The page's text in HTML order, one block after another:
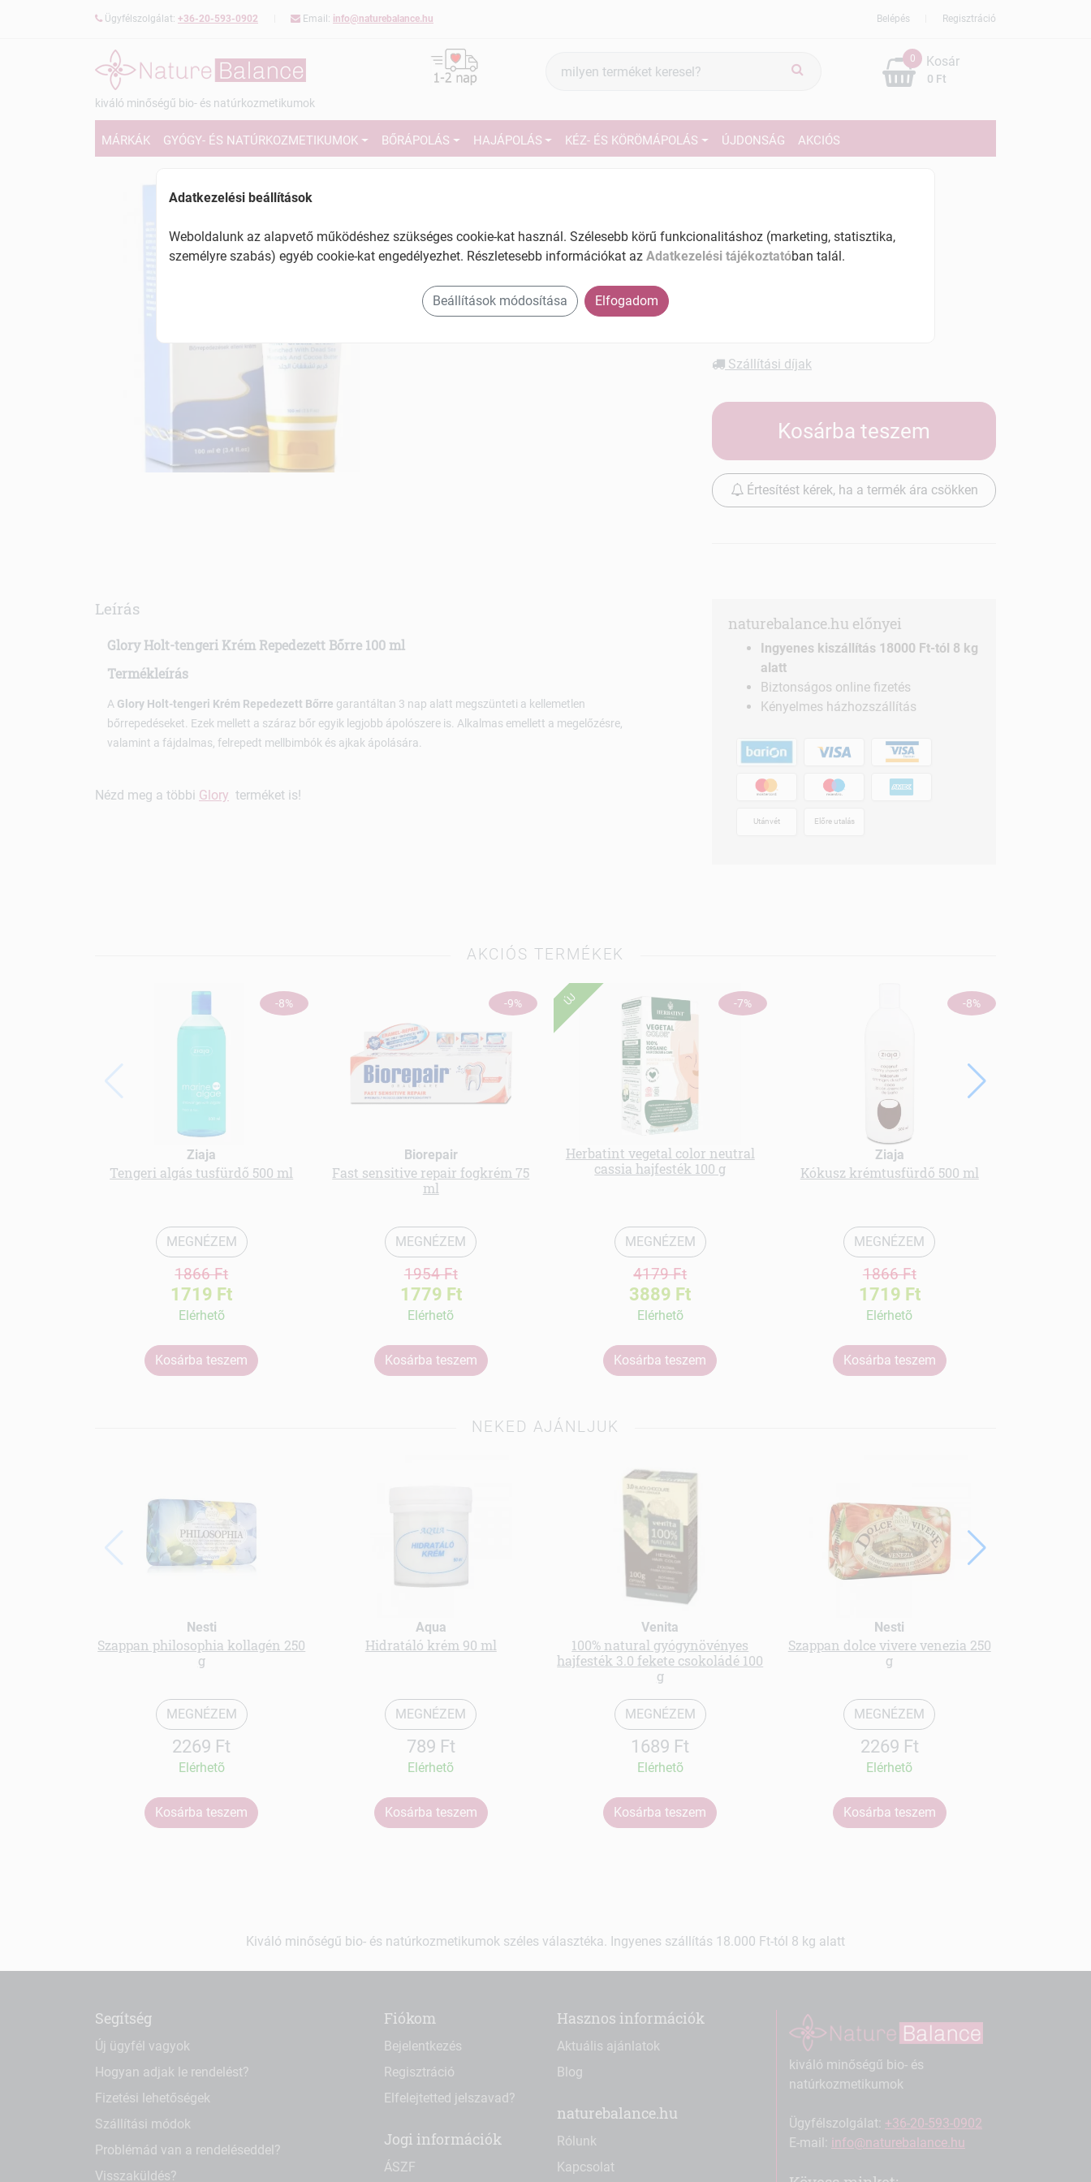
Ügyfélszolgálat: +36-20-593-0902 Email: info@naturebalance.hu Regisztráció
Belépés
kiváló minőségű bio- és natúrkozmetikumok
keresés
0
0 Ft
Kosár
MÁRKÁK GYÓGY- ÉS NATÚRKOZMETIKUMOK BŐRÁPOLÁS HAJÁPOLÁS KÉZ- ÉS KÖRÖMÁPOLÁS ÚJDONSÁG AKCIÓS
repedezett bőrre 100 ml
Tartalom: 100 ml
27% ÁFÁ-val , [19890 Ft/l]
Készletinformáció:
Szállítási díjak
Kosárba teszem
Értesítést kérek, ha a termék ára csökken
Leírás
Glory Holt-tengeri Krém Repedezett Bőrre 100 ml
Termékleírás
A Glory Holt-tengeri Krém Repedezett Bőrre garantáltan 3 nap alatt megszünteti a kellemetlen
bőrrepedéseket. Ezek mellett a száraz bőr egyik legjobb ápolószere is. Alkalmas emellett a megelőzésre,
valamint a fájdalmas, felrepedt mellbimbók és ajkak ápolására.
Nézd meg a többi Glory terméket is!
naturebalance.hu előnyei
Ingyenes kiszállítás 18000 Ft-tól 8 kg
alatt
Biztonságos online fizetés
Kényelmes házhozszállítás
Utánvét Előre utalás
AKCIÓS TERMÉKEK
-8%
Ziaja
Tengeri algás tusfürdő 500 ml
MEGNÉZEM
1866 Ft
1719 Ft
Elérhetõ
Kosárba teszem
-9%
Biorepair
Fast sensitive repair fogkrém 75
ml
MEGNÉZEM
1954 Ft
1779 Ft
Elérhetõ
Kosárba teszem
-7%
ÚJ
Herbatint vegetal color neutral
cassia hajfesték 100 g
MEGNÉZEM
4179 Ft
3889 Ft
Elérhetõ
Kosárba teszem
-8%
Ziaja
Kókusz krémtusfürdő 500 ml
MEGNÉZEM
1866 Ft
1719 Ft
Elérhetõ
Kosárba teszem
NEKED AJÁNLJUK
Nesti
Szappan philosophia kollagén 250
g
MEGNÉZEM
2269 Ft
Elérhetõ
Kosárba teszem
Aqua
Hidratáló krém 90 ml
MEGNÉZEM
789 Ft
Elérhetõ
Kosárba teszem
Venita
100% natural gyógynövényes
hajfesték 3.0 fekete csokoládé 100
g
MEGNÉZEM
1689 Ft
Elérhetõ
Kosárba teszem
Nesti
Szappan dolce vivere venezia 250
g
MEGNÉZEM
2269 Ft
Elérhetõ
Kosárba teszem
Kiváló minőségű bio- és natúrkozmetikumok széles választéka. Ingyenes szállítás 18.000 Ft-tól 8 kg alatt
Segítség
Új ügyfél vagyok
Hogyan adjak le rendelést?
Fizetési lehetőségek
Szállítási módok
Problémád van a rendeléseddel?
Visszaküldés?
Fiókom
Bejelentkezés
Regisztráció
Elfelejtetted jelszavad?
Jogi információk
ÁSZF
Hasznos információk
Aktuális ajánlatok
Blog
naturebalance.hu
Rólunk
Kapcsolat
kiváló minőségű bio- és
natúrkozmetikumok
Ügyfélszolgálat: +36-20-593-0902
E-mail: info@naturebalance.hu
Adatkezelési beállítások
Weboldalunk az alapvető működéshez szükséges cookie-kat használ. Szélesebb körű funkcionalitáshoz (marketing, statisztika,
személyre szabás) egyéb cookie-kat engedélyezhet. Részletesebb információkat az Adatkezelési tájékoztatóban talál.
Beállítások módosítása Elfogadom